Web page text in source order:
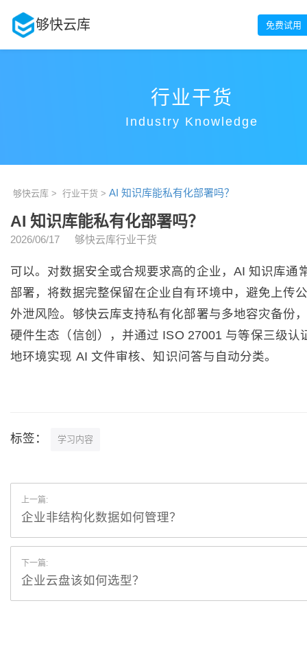
够快云库 免费试用
行业干货
Industry Knowledge
够快云库 > 行业干货 > AI 知识库能私有化部署吗？
AI 知识库能私有化部署吗？
2026/06/17 够快云库行业干货
可以。对数据安全或合规要求高的企业，AI 知识库通
部署，将数据完整保留在企业自有环境中，避免上传
外泄风险。够快云库支持私有化部署与多地容灾备份
硬件生态（信创），并通过 ISO 27001 与等保三级认
地环境实现 AI 文件审核、知识问答与自动分类。
标签： 学习内容
上一篇:
企业非结构化数据如何管理？
下一篇:
企业云盘该如何选型？